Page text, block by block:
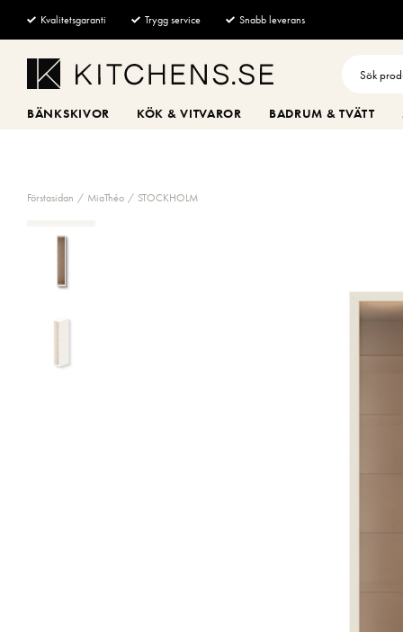
Kvalitetsgaranti Trygg service Snabb leverans
BÄNKSKIVOR KÖK & VITVAROR BADRUM & TVÄTT
Förstasidan MiaThéo STOCKHOLM